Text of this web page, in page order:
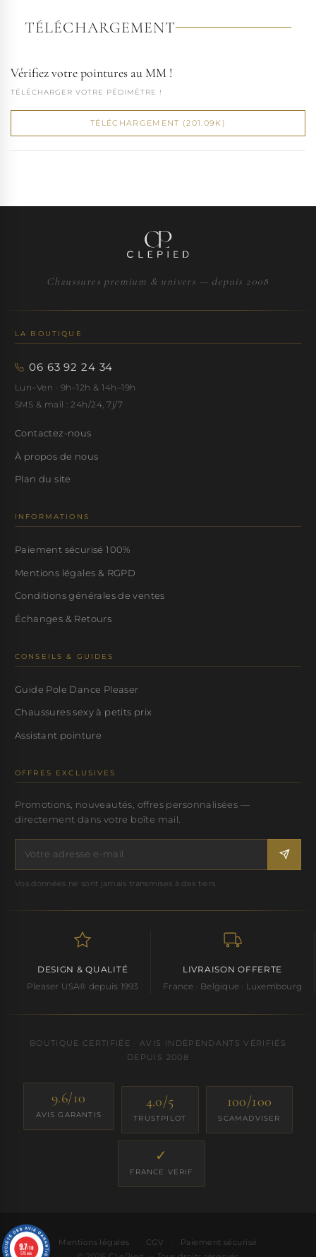
TÉLÉCHARGEMENT
Vérifiez votre pointures au MM !
TÉLÉCHARGER VOTRE PÉDIMÈTRE !
TÉLÉCHARGEMENT (201.09K)
Chaussures premium & univers — depuis 2008
LA BOUTIQUE
06 63 92 24 34
Lun–Ven · 9h–12h & 14h–19h
SMS & mail : 24h/24, 7j/7
Contactez-nous
À propos de nous
Plan du site
INFORMATIONS
Paiement sécurisé 100%
Mentions légales & RGPD
Conditions générales de ventes
Échanges & Retours
CONSEILS & GUIDES
Guide Pole Dance Pleaser
Chaussures sexy à petits prix
Assistant pointure
OFFRES EXCLUSIVES
Promotions, nouveautés, offres personnalisées —
directement dans votre boîte mail.
Vos données ne sont jamais transmises à des tiers.
DESIGN & QUALITÉ
Pleaser USA® depuis 1993
LIVRAISON OFFERTE
France · Belgique · Luxembourg
BOUTIQUE CERTIFIÉE · AVIS INDÉPENDANTS VÉRIFIÉS
DEPUIS 2008
9.6/10
AVIS GARANTIS
4.0/5
TRUSTPILOT
100/100
SCAMADVISER
✓
FRANCE VERIF
Mentions légales CGV Paiement sécurisé
9.7/10
575 avis